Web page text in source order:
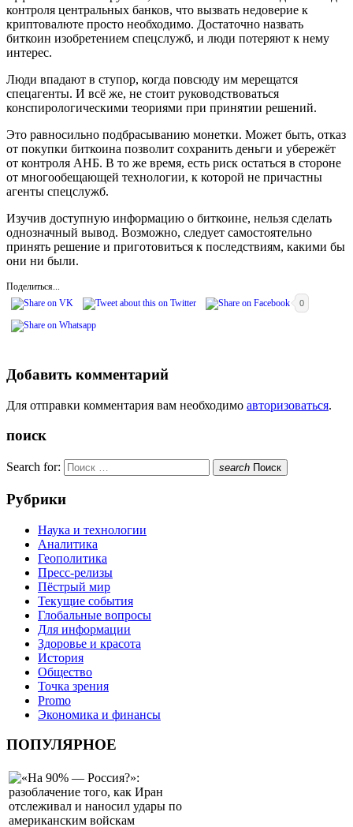
контроля центральных банков, что вызвать недоверие к
криптовалюте просто необходимо. Достаточно назвать
биткоин изобретением спецслужб, и люди потеряют к нему
интерес.
Люди впадают в ступор, когда повсюду им мерещатся
спецагенты. И всё же, не стоит руководствоваться
конспирологическими теориями при принятии решений.
Это равносильно подбрасыванию монетки. Может быть, отказ
от покупки биткоина позволит сохранить деньги и убережёт
от контроля АНБ. В то же время, есть риск остаться в стороне
от многообещающей технологии, к которой не причастны
агенты спецслужб.
Изучив доступную информацию о биткоине, нельзя сделать
однозначный вывод. Возможно, следует самостоятельно
принять решение и приготовиться к последствиям, какими бы
они ни были.
Поделиться...
0
Добавить комментарий
Для отправки комментария вам необходимо авторизоваться.
поиск
Search for: search Поиск
Рубрики
Наука и технологии
Аналитика
Геополитика
Пресс-релизы
Пёстрый мир
Текущие события
Глобальные вопросы
Для информации
Здоровье и красота
История
Общество
Точка зрения
Promo
Экономика и финансы
ПОПУЛЯРНОЕ